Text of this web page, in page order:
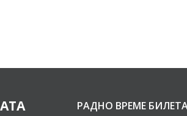
РАДНО ВРЕМЕ